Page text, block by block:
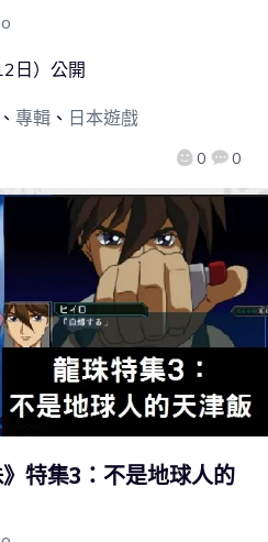
0 0
日）公開
、 專輯、 日本遊戲
特集3：不是地球人的